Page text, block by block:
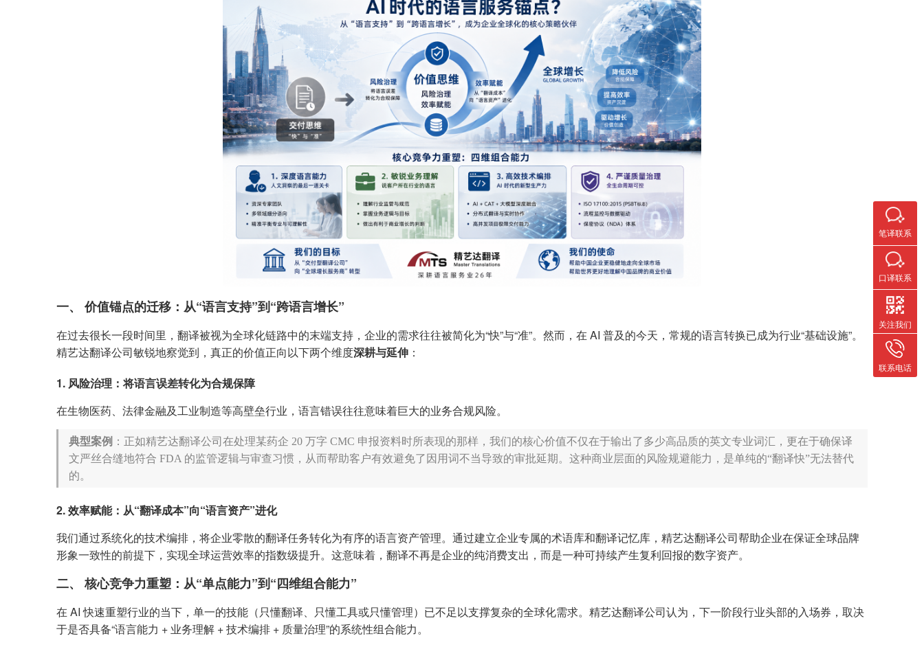
一、 价值锚点的迁移：从“语言支持”到“跨语言增长”
在过去很长一段时间里，翻译被视为全球化链路中的末端支持，企业的需求往往被简化为“快”与“准”。然而，在 AI 普及的今天，常规的语言转换已成为行业“基础设施”。
精艺达翻译公司敏锐地察觉到，真正的价值正向以下两个维度深耕与延伸 ：
1. 风险治理：将语言误差转化为合规保障
在生物医药、法律金融及工业制造等高壁垒行业，语言错误往往意味着巨大的业务合规风险。
典型案例 ：正如精艺达翻译公司在处理某药企 20 万字 CMC 申报资料时所表现的那样，我们的核心价值不仅在于输出了多少高品质的英文专业词汇，更在于确保译
文严丝合缝地符合 FDA 的监管逻辑与审查习惯，从而帮助客户有效避免了因用词不当导致的审批延期。这种商业层面的风险规避能力，是单纯的“翻译快”无法替代
的。
2. 效率赋能：从“翻译成本”向“语言资产”进化
我们通过系统化的技术编排，将企业零散的翻译任务转化为有序的语言资产管理。通过建立企业专属的术语库和翻译记忆库，精艺达翻译公司帮助企业在保证全球品牌
形象一致性的前提下，实现全球运营效率的指数级提升。这意味着，翻译不再是企业的纯消费支出，而是一种可持续产生复利回报的数字资产。
二、 核心竞争力重塑：从“单点能力”到“四维组合能力”
在 AI 快速重塑行业的当下，单一的技能（只懂翻译、只懂工具或只懂管理）已不足以支撑复杂的全球化需求。精艺达翻译公司认为，下一阶段行业头部的入场券，取决
于是否具备“语言能力 + 业务理解 + 技术编排 + 质量治理”的系统性组合能力。
笔译联系
口译联系
关注我们
联系电话